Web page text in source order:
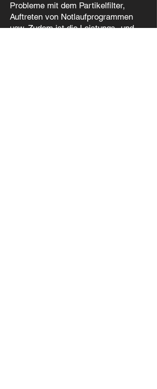
Probleme mit dem Partikelfilter,
Auftreten von Notlaufprogrammen
usw. Zudem ist die Leistungs- und